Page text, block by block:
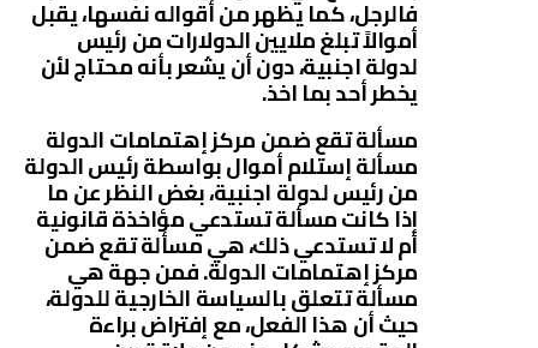
فالرجل، كما يظهر من أقواله نفسها، يقبل
أموالاً تبلغ ملايين الدولارات من رئيس
لدولة اجنبية، دون أن يشعر بأنه محتاج لأن
يخطر أحد بما اخذ.
مسألة تقع ضمن مركز إهتمامات الدولة
مسألة إستلام أموال بواسطة رئيس الدولة
من رئيس لدولة اجنبية، بغض النظر عن ما
إذا كانت مسألة تستدعي مؤاخذة قانونية
أم لا تستدعي ذلك، هي مسألة تقع ضمن
مركز إهتمامات الدولة. فمن جهة هي
مسألة تتعلق بالسياسة الخارجية للدولة،
حيث أن هذا الفعل، مع إفتراض براءة